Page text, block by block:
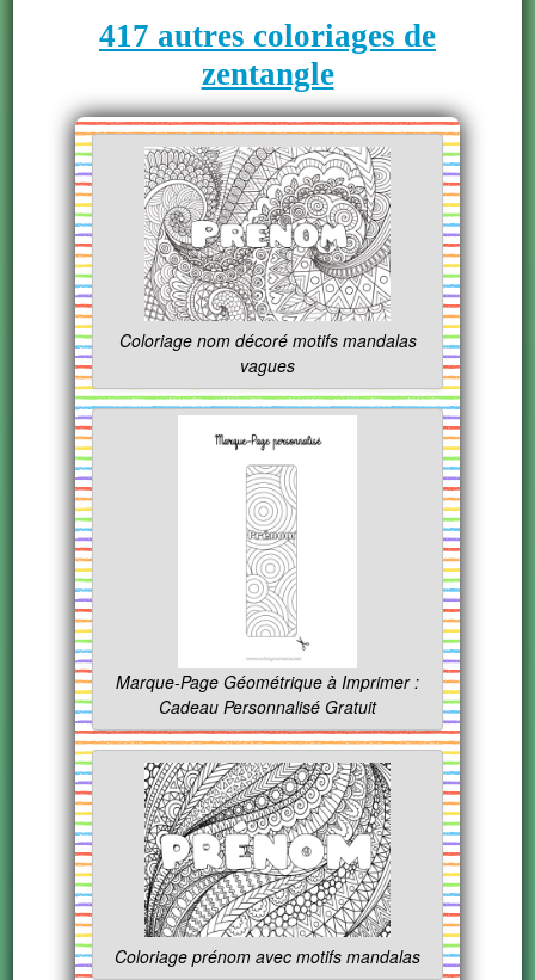
417 autres coloriages de
zentangle
Coloriage nom décoré motifs mandalas
vagues
Marque-Page Géométrique à Imprimer :
Cadeau Personnalisé Gratuit
Coloriage prénom avec motifs mandalas